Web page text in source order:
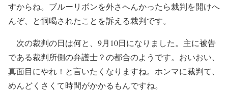
すからね。ブルーリボンを外さへんかったら裁判を開けへ
んぞ、と恫喝されたことを訴える裁判です。
次の裁判の日は何と、9月10日になりました。主に被告
である裁判所側の弁護士？の都合のようです。おいおい、
真面目にやれ！と言いたくなりますね。ホンマに裁判て、
めんどくさくて時間がかかるもんですね。